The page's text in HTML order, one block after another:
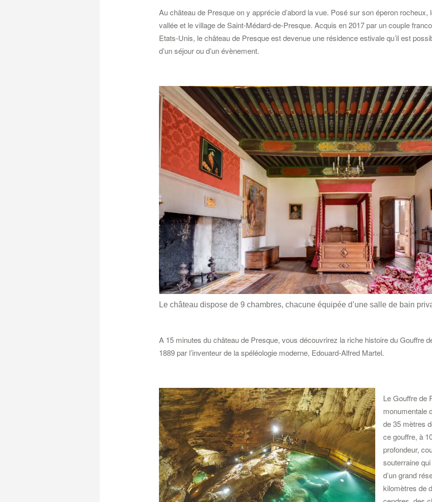
Au château de Presque on y apprécie d’abord la vue. Posé sur son éperon rocheux,
vallée et le village de Saint-Médard-de-Presque. Acquis en 2017 par un couple
Etats-Unis, le château de Presque est devenue une résidence estivale qu’il est
d’un séjour ou d’un évènement.
Le château dispose de 9 chambres, chacune équipée d’une salle de bain
A 15 minutes du château de Presque, vous découvrirez la riche histoire du Gouffre
1889 par l’inventeur de la spéléologie moderne, Edouard-Alfred Martel.
Le Gouffre de
monumentale
de 35 mètres
ce gouffre, à
profondeur,
souterraine
d’un grand
kilomètres de